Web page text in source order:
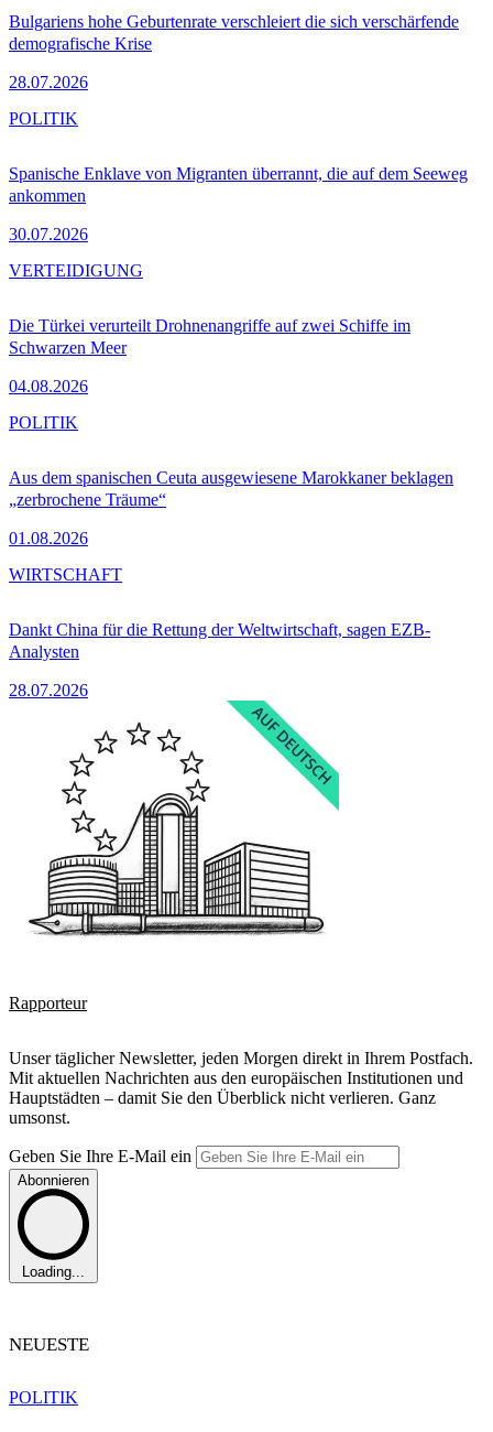
Bulgariens hohe Geburtenrate verschleiert die sich verschärfende
demografische Krise
28.07.2026
Spanische Enklave von Migranten überrannt, die auf dem Seeweg
ankommen
30.07.2026
POLITIK
Die Türkei verurteilt Drohnenangriffe auf zwei Schiffe im
Schwarzen Meer
04.08.2026
VERTEIDIGUNG
Aus dem spanischen Ceuta ausgewiesene Marokkaner beklagen
„zerbrochene Träume“
01.08.2026
POLITIK
Dankt China für die Rettung der Weltwirtschaft, sagen EZB-
Analysten
28.07.2026
WIRTSCHAFT
Rapporteur
Unser täglicher Newsletter, jeden Morgen direkt in Ihrem Postfach.
Mit aktuellen Nachrichten aus den europäischen Institutionen und
Hauptstädten – damit Sie den Überblick nicht verlieren. Ganz
umsonst.
Geben Sie Ihre E-Mail ein
Abonnieren
Loading...
NEUESTE
POLITIK